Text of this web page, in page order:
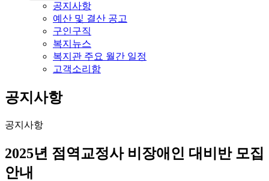
공지사항
예산 및 결산 공고
구인구직
복지뉴스
복지관 주요 월간 일정
고객소리함
공지사항
공지사항
2025년 점역교정사 비장애인 대비반 모집
안내